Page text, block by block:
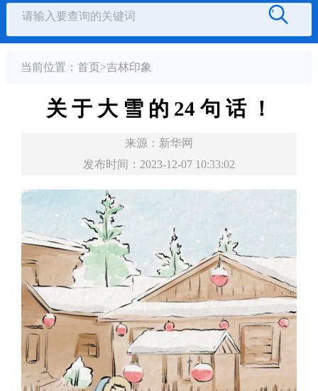
当前位置： 首页>吉林印象
关 于 大 雪 的 24 句 话 ！
来源： 新华网
发布时间：2023-12-07 10:33:02